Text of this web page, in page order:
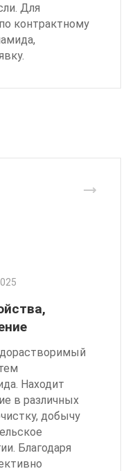
Для
контрактному
Находит
в различных
добычу
Благодаря